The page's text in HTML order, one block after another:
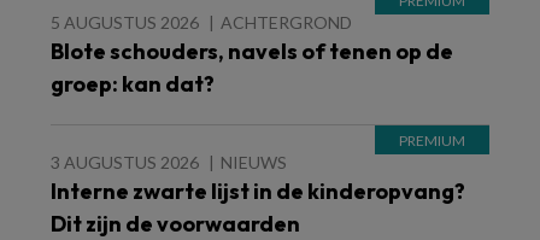
5 AUGUSTUS 2026 ACHTERGROND
Blote schouders, navels of tenen op de
groep: kan dat?
3 AUGUSTUS 2026 NIEUWS
Interne zwarte lijst in de kinderopvang?
Dit zijn de voorwaarden